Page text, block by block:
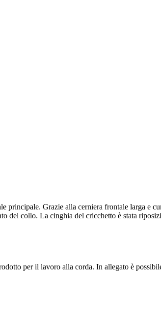
principale. Grazie alla cerniera frontale larga e
del collo. La cinghia del cricchetto è stata
per il lavoro alla corda. In allegato è